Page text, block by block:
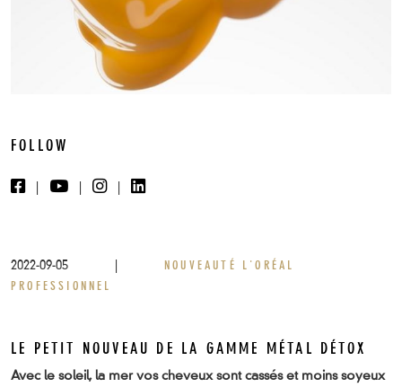
FOLLOW
|
2022-09-05
NOUVEAUTÉ L'ORÉAL
PROFESSIONNEL
LE PETIT NOUVEAU DE LA GAMME MÉTAL DÉTOX
Avec le soleil, la mer vos cheveux sont cassés et moins soyeux